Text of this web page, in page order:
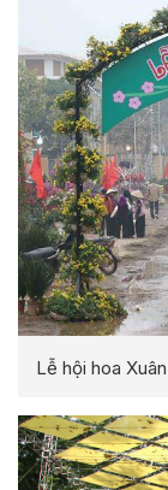
Lễ hội hoa